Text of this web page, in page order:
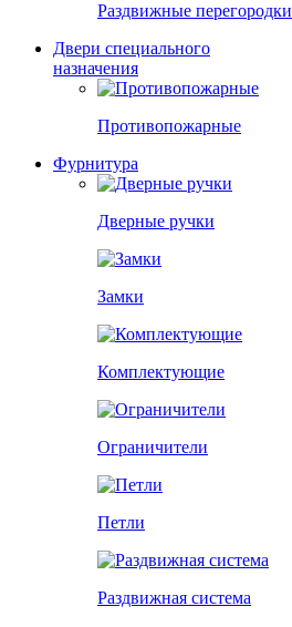
Раздвижные перегородки
Двери специального
назначения
Противопожарные
Фурнитура
Дверные ручки
Замки
Комплектующие
Ограничители
Петли
Раздвижная система